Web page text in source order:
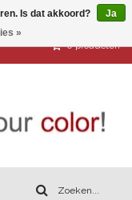
0 producten
Is dat akkoord?
Ja
»